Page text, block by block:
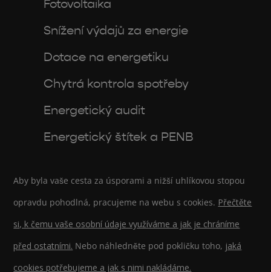
Fotovoltaika
Snížení výdajů za energie
Dotace na energetiku
Chytrá kontrola spotřeby
Energetický audit
Energetický štítek a PENB
Aby byla vaše cesta za úsporami a nižší uhlíkovou stopou
opravdu pohodlná, pracujeme na webu s cookies. Přečtěte
si, k čemu vaše osobní údaje využíváme a jak je chráníme
před ostatními. Nebo náhledněte pod pokličku toho, jaká
cookies potřebujeme a jak s nimi nakládáme.